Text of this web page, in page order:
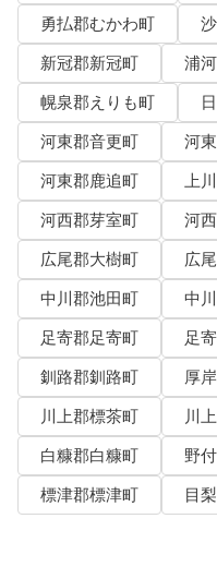
勇払郡むかわ町
新冠郡新冠町
浦
幌泉郡えりも町
河東郡音更町
河
河東郡鹿追町
上
河西郡芽室町
河
広尾郡大樹町
広
中川郡池田町
中
足寄郡足寄町
足
釧路郡釧路町
厚
川上郡標茶町
川
白糠郡白糠町
野
標津郡標津町
目